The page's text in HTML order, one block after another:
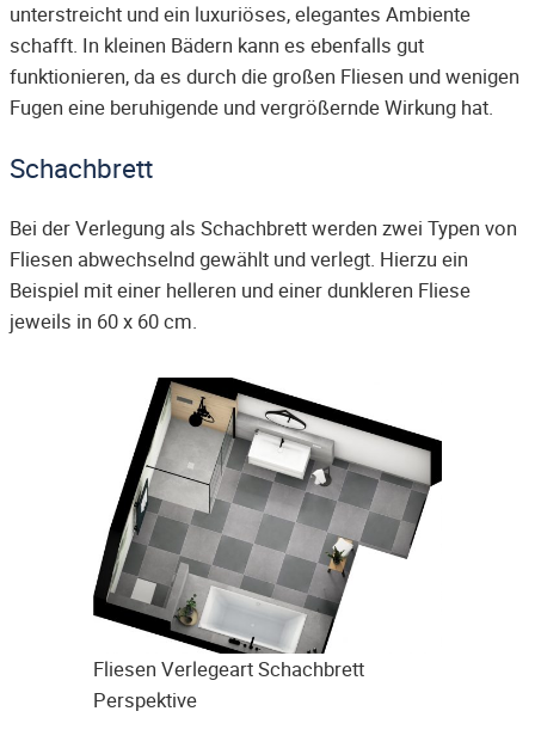
unterstreicht und ein luxuriöses, elegantes Ambiente
schafft. In kleinen Bädern kann es ebenfalls gut
funktionieren, da es durch die großen Fliesen und wenigen
Fugen eine beruhigende und vergrößernde Wirkung hat.
Schachbrett
Bei der Verlegung als Schachbrett werden zwei Typen von
Fliesen abwechselnd gewählt und verlegt. Hierzu ein
Beispiel mit einer helleren und einer dunkleren Fliese
jeweils in 60 x 60 cm.
Fliesen Verlegeart Schachbrett
Perspektive